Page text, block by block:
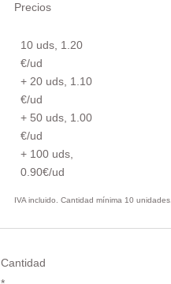
Precios
10 uds, 1.20
€/ud
+ 20 uds, 1.10
€/ud
+ 50 uds, 1.00
€/ud
+ 100 uds,
0.90€/ud
IVA incluido. Cantidad mínima 10 unidades.
Cantidad